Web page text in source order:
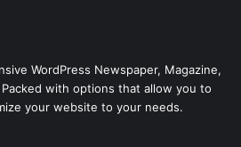
WordPress Newspaper, Magazine,
with options that allow you to
your website to your needs.